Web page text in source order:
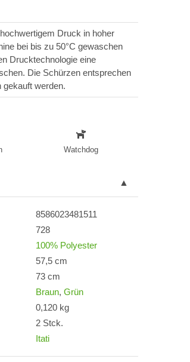
Druck in hoher
bei bis zu 50°C gewaschen
Drucktechnologie eine
Die Schürzen entsprechen
gekauft werden.
Watchdog
8586023481511
728
100% Polyester
57,5 cm
73 cm
Braun, Grün
0,120 kg
2 Stck.
Itati